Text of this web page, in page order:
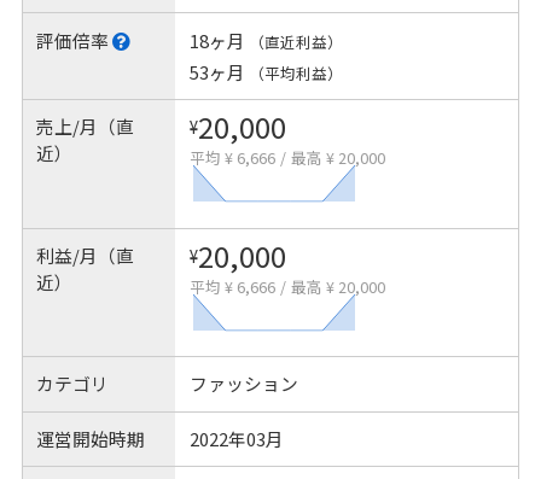
評価倍率 18ヶ月 （直近利益）
53ヶ月 （平均利益）
売上/月（直
近）
¥20,000
平均 ¥ 6,666 / 最高 ¥ 20,000
利益/月（直
近）
¥20,000
平均 ¥ 6,666 / 最高 ¥ 20,000
カテゴリ ファッション
運営開始時期 2022年03月